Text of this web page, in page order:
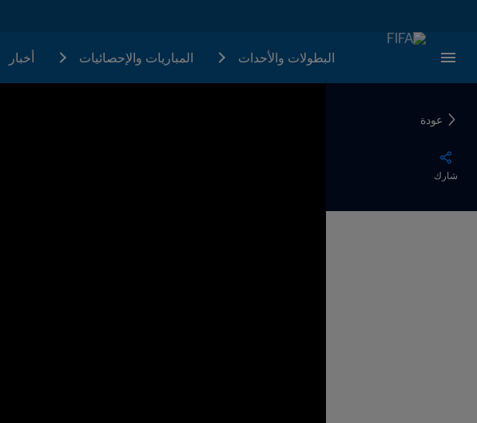
البطولات والأحدات المباريات والإحصائيات أخبار
عودة
شارك